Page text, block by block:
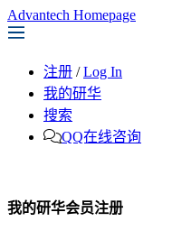
Advantech Homepage
注册 / Log In
我的研华
搜索
QQ在线咨询
我的研华会员注册